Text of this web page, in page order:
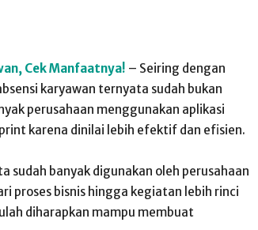
Cek Manfaatnya! – Seiring dengan
karyawan ternyata sudah bukan
perusahaan menggunakan aplikasi
karena dinilai lebih efektif dan efisien.
banyak digunakan oleh perusahaan
proses bisnis hingga kegiatan lebih rinci
diharapkan mampu membuat